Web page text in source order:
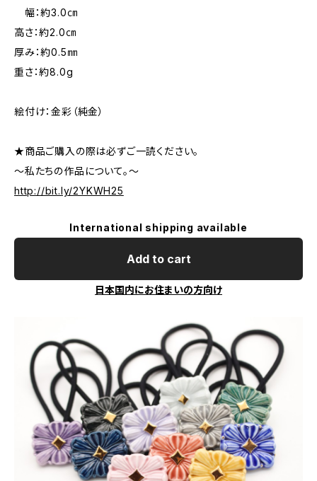
幅：約3.0㎝
高さ：約2.0㎝
厚み：約0.5㎜
重さ：約8.0g
絵付け：金彩（純金）
★商品ご購入の際は必ずご一読ください。
～私たちの作品について。～
http://bit.ly/2YKWH25
International shipping available
Add to cart
日本国内にお住まいの方向け